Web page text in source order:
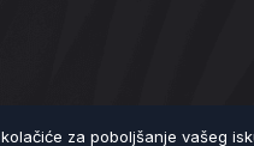
za poboljšanje vašeg